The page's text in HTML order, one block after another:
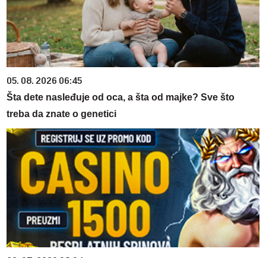
05. 08. 2026 06:45
Šta dete nasleđuje od oca, a šta od majke? Sve što
treba da znate o genetici